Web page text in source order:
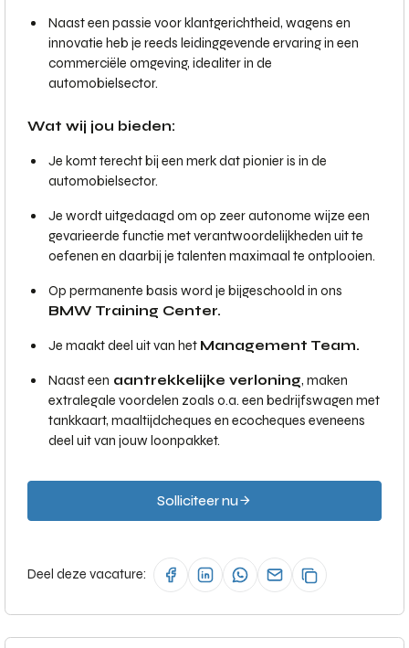
Naast een passie voor klantgerichtheid, wagens en
innovatie heb je reeds leidinggevende ervaring in een
commerciële omgeving, idealiter in de
automobielsector.
Wat wij jou bieden:
Je komt terecht bij een merk dat pionier is in de
automobielsector.
Je wordt uitgedaagd om op zeer autonome wijze een
gevarieerde functie met verantwoordelijkheden uit te
oefenen en daarbij je talenten maximaal te ontplooien.
Op permanente basis word je bijgeschoold in ons
BMW Training Center.
Je maakt deel uit van het Management Team.
Naast een aantrekkelijke verloning, maken
extralegale voordelen zoals o.a. een bedrijfswagen met
tankkaart, maaltijdcheques en ecocheques eveneens
deel uit van jouw loonpakket.
Solliciteer nu
Deel deze vacature: